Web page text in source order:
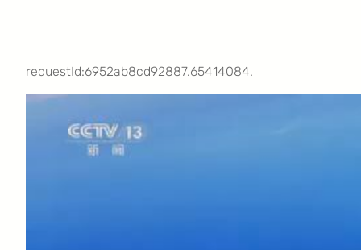
requestId:6952ab8cd92887.65414084.